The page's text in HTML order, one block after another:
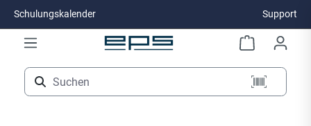
Zum Hauptinhalt springen
Schulungskalender Support